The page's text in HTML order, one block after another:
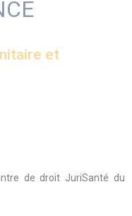
et
de droit JuriSanté du